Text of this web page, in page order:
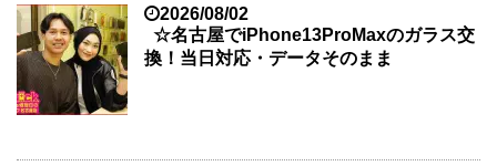
2026/08/02
☆名古屋でiPhone13ProMaxのガラス交
換！当日対応・データそのまま